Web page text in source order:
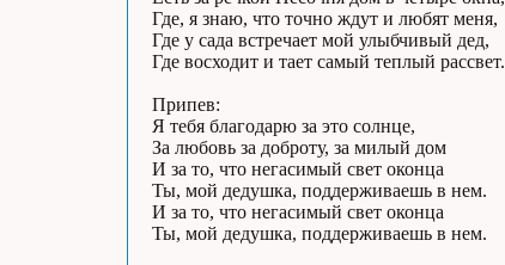
Где, я знаю, что точно ждут и любят меня,
Где у сада встречает мой улыбчивый дед,
Где восходит и тает самый теплый рассвет.
Припев:
Я тебя благодарю за это солнце,
За любовь за доброту, за милый дом
И за то, что негасимый свет оконца
Ты, мой дедушка, поддерживаешь в нем.
И за то, что негасимый свет оконца
Ты, мой дедушка, поддерживаешь в нем.